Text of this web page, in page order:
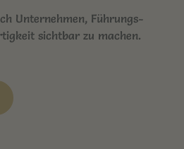
Unternehmen, Führungs-
sichtbar zu machen.